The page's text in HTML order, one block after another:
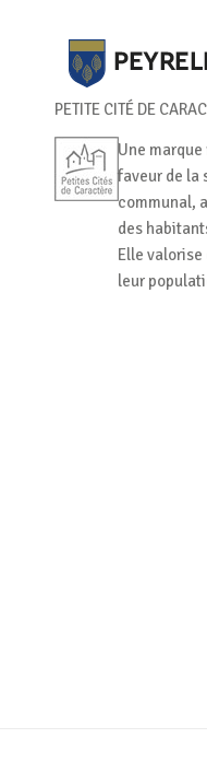
PETITE CITÉ DE
Une
faveur de la
communal,
des
Elle
leur